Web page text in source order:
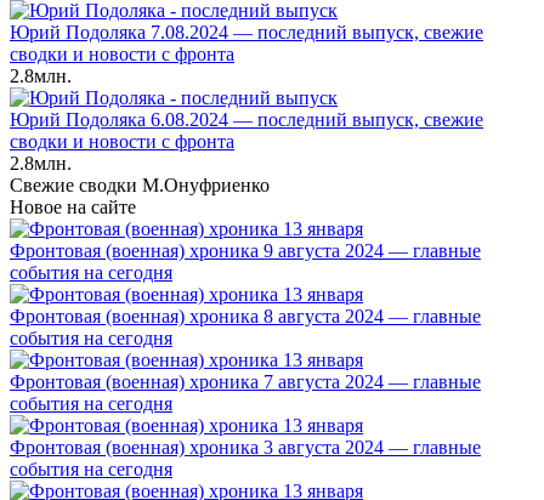
Юрий Подоляка 7.08.2024 — последний выпуск, свежие
сводки и новости с фронта
2.8млн.
Юрий Подоляка 6.08.2024 — последний выпуск, свежие
сводки и новости с фронта
2.8млн.
Свежие сводки М.Онуфриенко
Новое на сайте
Фронтовая (военная) хроника 9 августа 2024 — главные
события на сегодня
Фронтовая (военная) хроника 8 августа 2024 — главные
события на сегодня
Фронтовая (военная) хроника 7 августа 2024 — главные
события на сегодня
Фронтовая (военная) хроника 3 августа 2024 — главные
события на сегодня